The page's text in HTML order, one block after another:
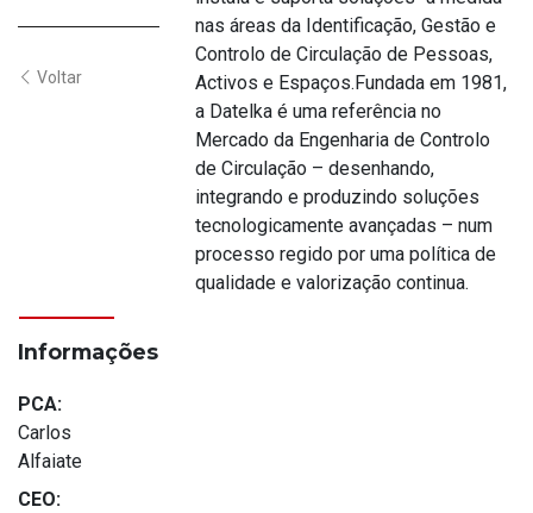
Voltar
nas áreas da Identificação, Gestão e
Controlo de Circulação de Pessoas,
Activos e Espaços.Fundada em 1981,
a Datelka é uma referência no
Mercado da Engenharia de Controlo
de Circulação – desenhando,
integrando e produzindo soluções
tecnologicamente avançadas – num
processo regido por uma política de
qualidade e valorização continua.
Informações
PCA:
Carlos
Alfaiate
CEO: